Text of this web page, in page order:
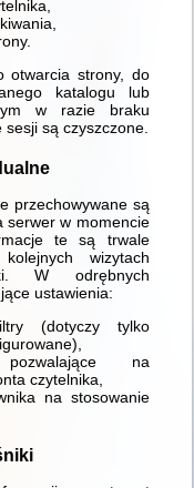
otwarcia strony, do
katalogu lub
w razie braku
sesji są czyszczone.
przechowywane są
serwer w momencie
te są trwale
wizytach
W odrębnych
ustawienia:
(dotyczy tylko
na
czytelnika,
na stosowanie